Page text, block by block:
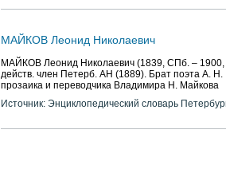
МАЙКОВ Леонид Николаевич
МАЙКОВ Леонид Николаевич (1839, СПб. – 1900,
действ. член Петерб. АН (1889). Брат поэта А.
прозаика и переводчика Владимира Н. Майкова
Источник: Энциклопедический словарь